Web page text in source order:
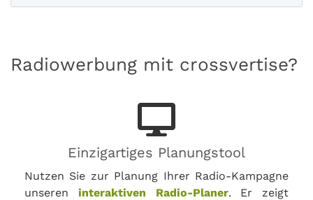
Radiowerbung mit crossvertise?
Einzigartiges Planungstool
Nutzen Sie zur Planung Ihrer Radio-Kampagne
unseren interaktiven Radio-Planer. Er zeigt